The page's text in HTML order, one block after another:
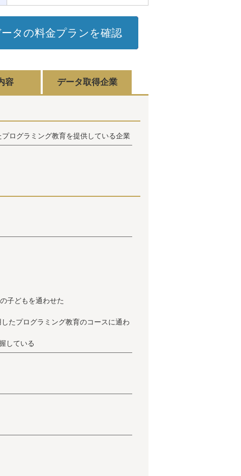
タの料金プランを確認
容 データ取得企業
ログラミング教育を提供している企業
子どもを通わせた
たプログラミング教育のコースに通わ
している